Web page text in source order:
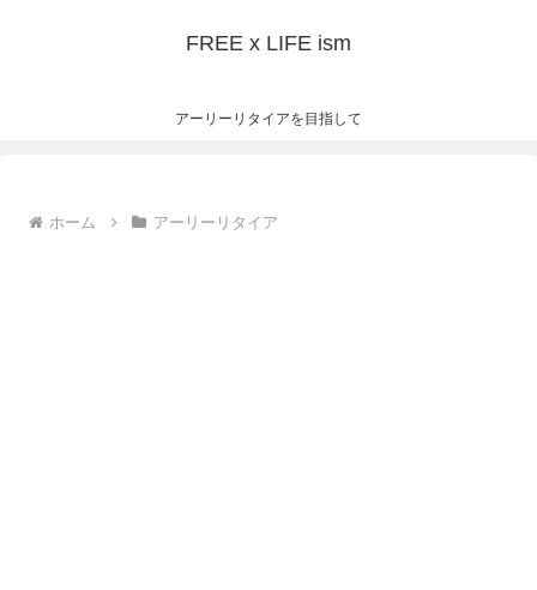
FREE x LIFE ism
アーリーリタイアを目指して
ホーム アーリーリタイア